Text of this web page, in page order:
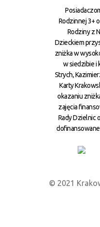
Rodzinnej 3+
Rodziny z
Dzieckiem
zniżka w
w siedzibie i
Strych,
Karty
okazaniu
zajęcia
Rady Dzielnic
© 2021